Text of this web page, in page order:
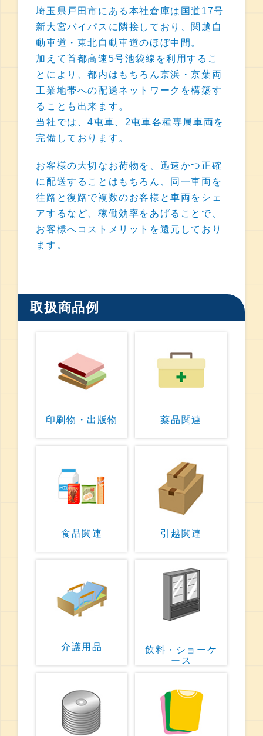
埼玉県戸田市にある本社倉庫は国道17号
新大宮バイパスに隣接しており、関越自
動車道・東北自動車道のほぼ中間。
加えて首都高速5号池袋線を利用するこ
とにより、都内はもちろん京浜・京葉両
工業地帯への配送ネットワークを構築す
ることも出来ます。
当社では、4屯車、2屯車各種専属車両を
完備しております。
お客様の大切なお荷物を、迅速かつ正確
に配送することはもちろん、同一車両を
往路と復路で複数のお客様と車両をシェ
アするなど、稼働効率をあげることで、
お客様へコストメリットを還元しており
ます。
取扱商品例
印刷物・出版物 薬品関連
食品関連 引越関連
介護用品
飲料・ショーケ
ース